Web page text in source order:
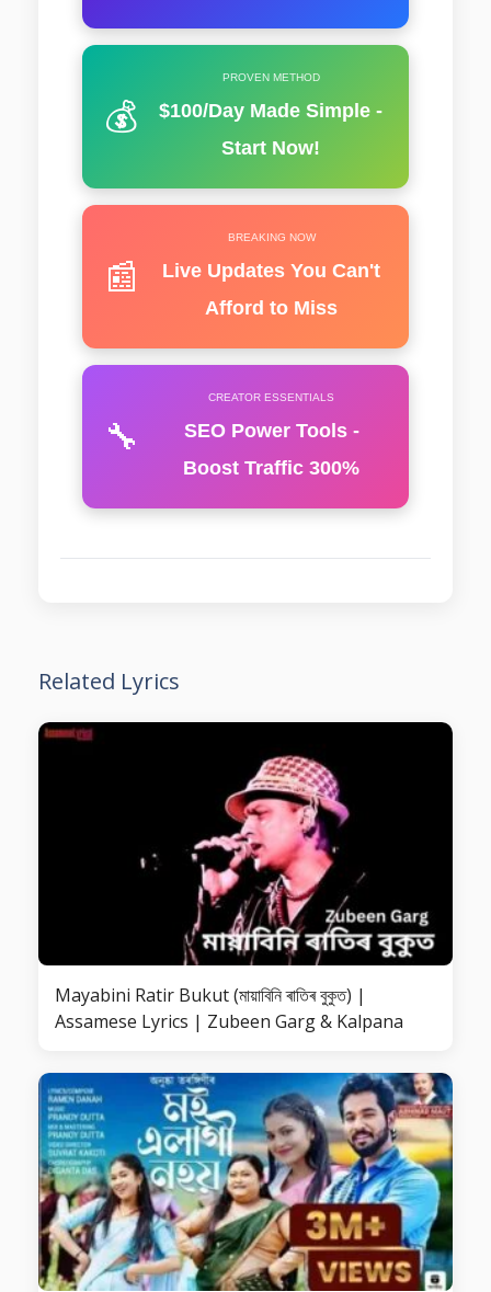
💰
PROVEN METHOD
$100/Day Made Simple -
Start Now!
📰
BREAKING NOW
Live Updates You Can't
Afford to Miss
🔧
CREATOR ESSENTIALS
SEO Power Tools -
Boost Traffic 300%
Related Lyrics
Mayabini Ratir Bukut (মায়াবিনি ৰাতিৰ বুকুত) |
Assamese Lyrics | Zubeen Garg & Kalpana